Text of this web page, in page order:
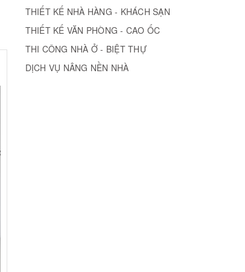
THIẾT KẾ NHÀ HÀNG - KHÁCH SẠN
THIẾT KẾ VĂN PHÒNG - CAO ỐC
THI CÔNG NHÀ Ở - BIỆT THỰ
DỊCH VỤ NÂNG NỀN NHÀ